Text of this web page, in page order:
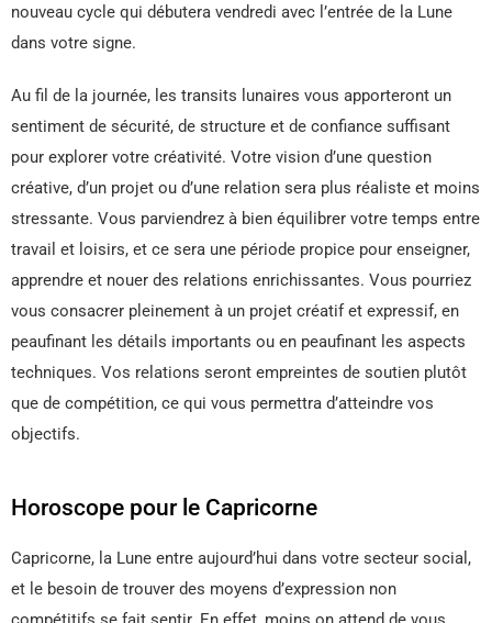
nouveau cycle qui débutera vendredi avec l’entrée de la Lune
dans votre signe.
Au fil de la journée, les transits lunaires vous apporteront un
sentiment de sécurité, de structure et de confiance suffisant
pour explorer votre créativité. Votre vision d’une question
créative, d’un projet ou d’une relation sera plus réaliste et moins
stressante. Vous parviendrez à bien équilibrer votre temps entre
travail et loisirs, et ce sera une période propice pour enseigner,
apprendre et nouer des relations enrichissantes. Vous pourriez
vous consacrer pleinement à un projet créatif et expressif, en
peaufinant les détails importants ou en peaufinant les aspects
techniques. Vos relations seront empreintes de soutien plutôt
que de compétition, ce qui vous permettra d’atteindre vos
objectifs.
Horoscope pour le Capricorne
Capricorne, la Lune entre aujourd’hui dans votre secteur social,
et le besoin de trouver des moyens d’expression non